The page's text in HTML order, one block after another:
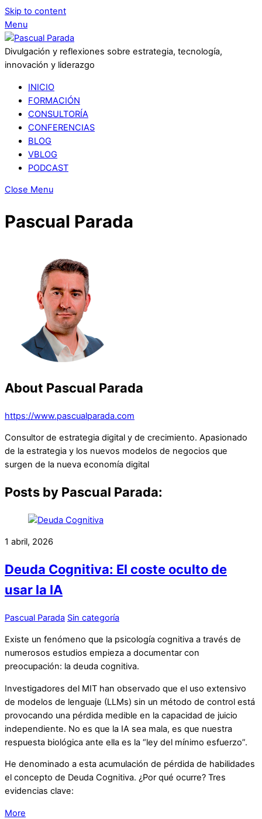
Skip to content
Menu
Divulgación y reflexiones sobre estrategia, tecnología,
innovación y liderazgo
INICIO
FORMACIÓN
CONSULTORÍA
CONFERENCIAS
BLOG
VBLOG
PODCAST
Close Menu
Pascual Parada
About Pascual Parada
https://www.pascualparada.com
Consultor de estrategia digital y de crecimiento. Apasionado
de la estrategia y los nuevos modelos de negocios que
surgen de la nueva economía digital
Posts by Pascual Parada:
1 abril, 2026
Deuda Cognitiva: El coste oculto de
usar la IA
Pascual Parada Sin categoría
Existe un fenómeno que la psicología cognitiva a través de
numerosos estudios empieza a documentar con
preocupación: la deuda cognitiva.
Investigadores del MIT han observado que el uso extensivo
de modelos de lenguaje (LLMs) sin un método de control está
provocando una pérdida medible en la capacidad de juicio
independiente. No es que la IA sea mala, es que nuestra
respuesta biológica ante ella es la “ley del mínimo esfuerzo”.
He denominado a esta acumulación de pérdida de habilidades
el concepto de Deuda Cognitiva. ¿Por qué ocurre? Tres
evidencias clave:
More